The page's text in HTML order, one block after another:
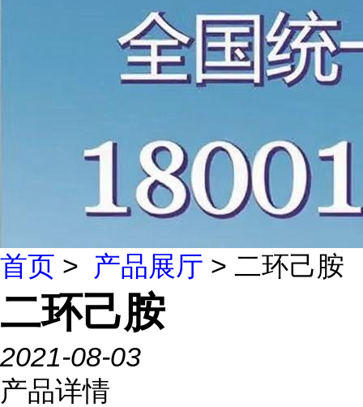
首页 > 产品展厅 > 二环己胺
二环己胺
2021-08-03
产品详情